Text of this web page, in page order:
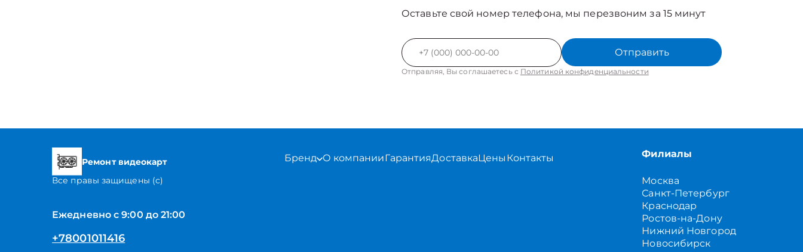
Оставьте свой номер телефона, мы перезвоним за 15 минут
Отправить
Отправляя, Вы соглашаетесь с Политикой конфиденциальности
Ремонт видеокарт
Все правы защищены (с)
Ежедневно с 9:00 до 21:00
+78001011416
Бренд О компанииГарантияДоставкаЦены Контакты Филиалы
Москва
Санкт-Петербург
Краснодар
Ростов-на-Дону
Нижний Новгород
Новосибирск